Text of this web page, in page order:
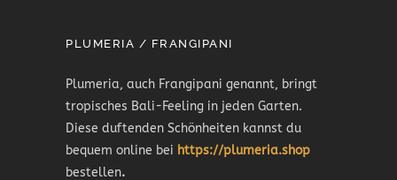
PLUMERIA / FRANGIPANI
Plumeria, auch Frangipani genannt, bringt
tropisches Bali-Feeling in jeden Garten.
Diese duftenden Schönheiten kannst du
bequem online bei https://plumeria.shop
bestellen.